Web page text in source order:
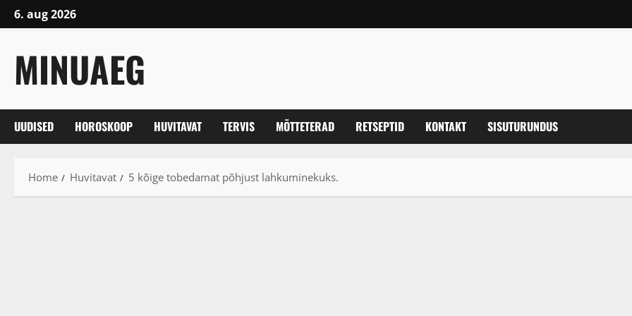
Skip
to
6. aug 2026
MINUAEG
UUDISED HOROSKOOP HUVITAVAT TERVIS MÕTTETERAD RETSEPTID KONTAKT SISUTURUNDUS
Home Huvitavat 5 kõige tobedamat põhjust lahkuminekuks.